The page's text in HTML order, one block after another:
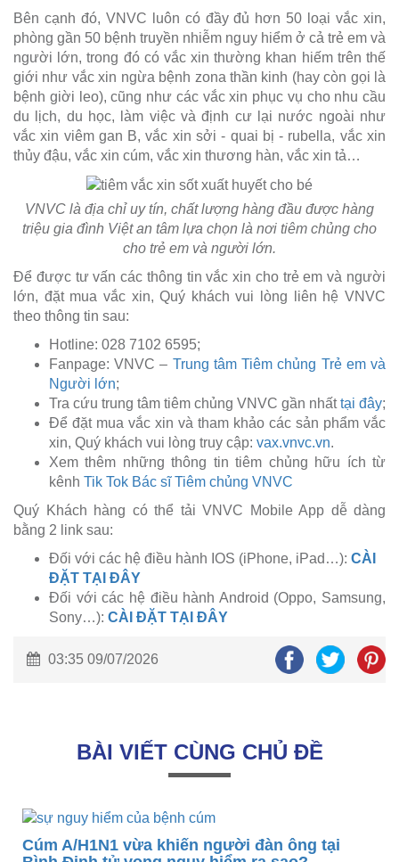
Bên cạnh đó, VNVC luôn có đầy đủ hơn 50 loại vắc xin,
phòng gần 50 bệnh truyền nhiễm nguy hiểm ở cả trẻ em và
người lớn, trong đó có vắc xin thường khan hiếm trên thế
giới như vắc xin ngừa bệnh zona thần kinh (hay còn gọi là
bệnh giời leo), cũng như các vắc xin phục vụ cho nhu cầu
du lịch, du học, làm việc và định cư lại nước ngoài như
vắc xin viêm gan B, vắc xin sởi - quai bị - rubella, vắc xin
thủy đậu, vắc xin cúm, vắc xin thương hàn, vắc xin tả…
VNVC là địa chỉ uy tín, chất lượng hàng đầu được hàng
triệu gia đình Việt an tâm lựa chọn là nơi tiêm chủng cho
cho trẻ em và người lớn.
Để được tư vấn các thông tin vắc xin cho trẻ em và người
lớn, đặt mua vắc xin, Quý khách vui lòng liên hệ VNVC
theo thông tin sau:
Hotline: 028 7102 6595;
Fanpage: VNVC – Trung tâm Tiêm chủng Trẻ em và
Người lớn;
Tra cứu trung tâm tiêm chủng VNVC gần nhấttại đây;
Để đặt mua vắc xin và tham khảo các sản phẩm vắc
xin, Quý khách vui lòng truy cập: vax.vnvc.vn.
Xem thêm những thông tin tiêm chủng hữu ích từ
kênh Tik Tok Bác sĩ Tiêm chủng VNVC
Quý Khách hàng có thể tải VNVC Mobile App dễ dàng
bằng 2 link sau:
Đối với các hệ điều hành IOS (iPhone, iPad…): CÀI
ĐẶT TẠI ĐÂY
Đối với các hệ điều hành Android (Oppo, Samsung,
Sony…): CÀI ĐẶT TẠI ĐÂY
03:35 09/07/2026
BÀI VIẾT CÙNG CHỦ ĐỀ
Cúm A/H1N1 vừa khiến người đàn ông tại